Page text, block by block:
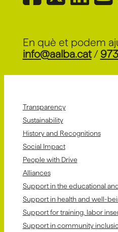
En què et podem
info@aalba.cat/
Transparency
Sustainability
History and Recognitions
Social Impact
People with Drive
Alliances
Support in the educational
Support in health and well-
Support for training, labor
Support in community